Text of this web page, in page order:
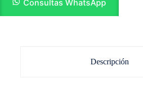
Consultas WhatsApp
Descripción